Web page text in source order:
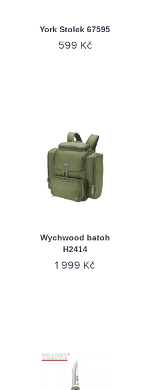
York Stolek 67595
599 Kč
Wychwood batoh
H2414
1 999 Kč